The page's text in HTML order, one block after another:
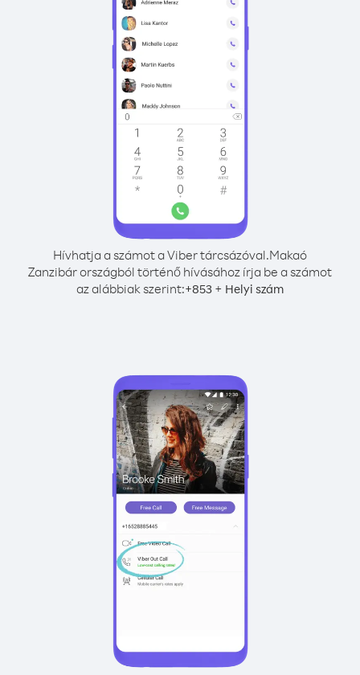
Hívhatja a számot a Viber tárcsázóval.Makaó
Zanzibár országból történő hívásához írja be a számot
az alábbiak szerint:+853 + Helyi szám